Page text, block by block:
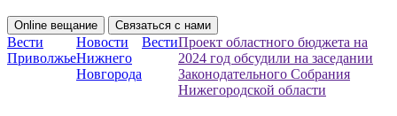
Online вещание Связаться с нами
Вести
Приволжье
Новости
Нижнего
Новгорода
ВестиПроект областного бюджета на
2024 год обсудили на заседании
Законодательного Собрания
Нижегородской области